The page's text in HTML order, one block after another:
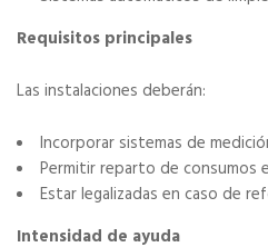
Requisitos principales
Las instalaciones deberán:
Incorporar sistemas de
Permitir reparto de consumos
Estar legalizadas en caso de
Intensidad de ayuda